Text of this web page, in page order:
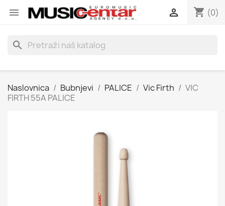
 shopping_cart (0)

search
Naslovnica Bubnjevi PALICE Vic Firth
VIC
FIRTH 55A PALICE